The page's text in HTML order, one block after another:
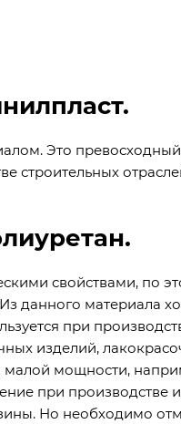
Это
строительных
свойствами, по
данного материала
при
изделий,
мощности,
при производстве
Но необходимо